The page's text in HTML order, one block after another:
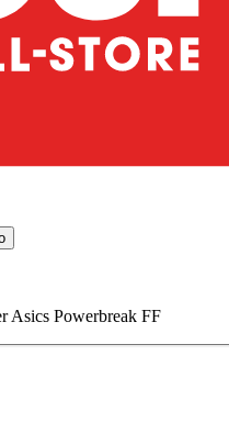
Asics Powerbreak FF